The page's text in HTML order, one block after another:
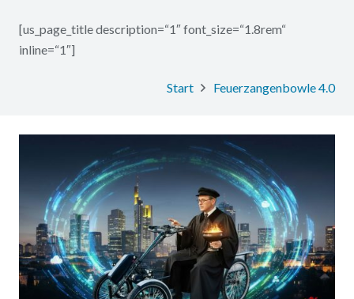
[us_page_title description=“1″ font_size=“1.8rem“
inline=“1″]
Start Feuerzangenbowle 4.0